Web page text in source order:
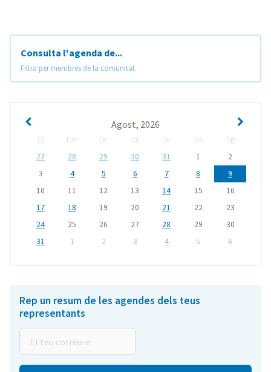
Consulta l'agenda de...
Filtra per membres de la comunitat
Agost, 2026
Dl Dm Dc Dj Dv Ds
Dg
27
28 29 30 31 1
2
3
4 5 6 7 8
9
10
11 12 13 14 15
16
17
18 19 20 21 22
23
24
25 26 27 28 29
30
31
1 2 3 4 5 6
Rep un resum de les agendes dels teus
representants
teu
correu-